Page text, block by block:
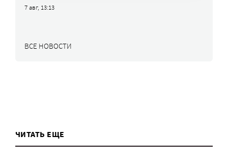
7 авг, 13:13
ВСЕ НОВОСТИ
ЧИТАТЬ ЕЩЕ